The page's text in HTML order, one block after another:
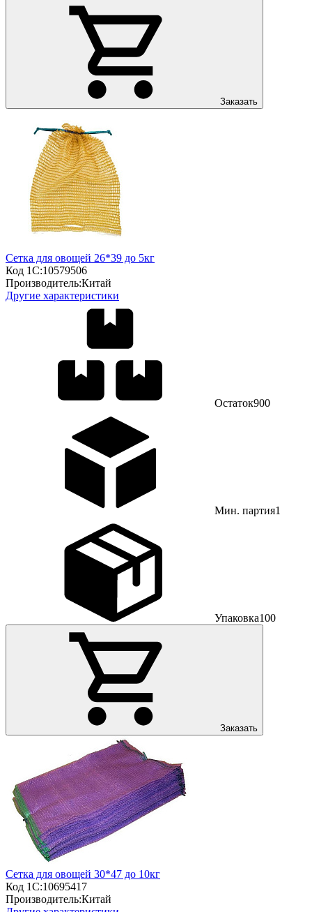
Заказать
Сетка для овощей 26*39 до 5кг
Код 1С:10579506
Производитель:Китай
Другие характеристики
Остаток900
Мин. партия1
Упаковка100
Заказать
Сетка для овощей 30*47 до 10кг
Код 1С:10695417
Производитель:Китай